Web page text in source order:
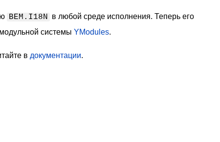
BEM.I18N в любой среде исполнения. Теперь его
системы YModules.
в документации.